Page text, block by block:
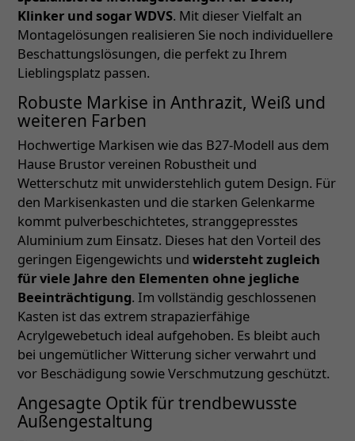
Klinker und sogar WDVS. Mit dieser Vielfalt an
Montagelösungen realisieren Sie noch individuellere
Beschattungslösungen, die perfekt zu Ihrem
Lieblingsplatz passen.
Robuste Markise in Anthrazit, Weiß und
weiteren Farben
Hochwertige Markisen wie das B27-Modell aus dem
Hause Brustor vereinen Robustheit und
Wetterschutz mit unwiderstehlich gutem Design. Für
den Markisenkasten und die starken Gelenkarme
kommt pulverbeschichtetes, stranggepresstes
Aluminium zum Einsatz. Dieses hat den Vorteil des
geringen Eigengewichts und widersteht zugleich
für viele Jahre den Elementen ohne jegliche
Beeinträchtigung. Im vollständig geschlossenen
Kasten ist das extrem strapazierfähige
Acrylgewebetuch ideal aufgehoben. Es bleibt auch
bei ungemütlicher Witterung sicher verwahrt und
vor Beschädigung sowie Verschmutzung geschützt.
Angesagte Optik für trendbewusste
Außengestaltung